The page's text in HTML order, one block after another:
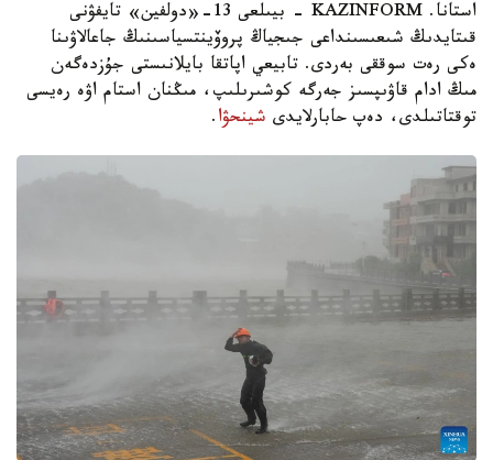
استانا. KAZINFORM - بيىلعى 13-«دولفين» تايفۋنى
قىتايدىڭ شىعىسىنداعى جىجياڭ پروۆينتسياسىنىڭ جاعالاۋىنا
ەكى رەت سوققى بەردى. تابيعي اپاتقا بايلانىستى جۇزدەگەن
مىڭ ادام قاۋىپسىز جەرگە كوشىرىلىپ، مىڭنان استام اۋە رەيسى
توقتاتىلدى، دەپ حابارلايدى شينحۋا.